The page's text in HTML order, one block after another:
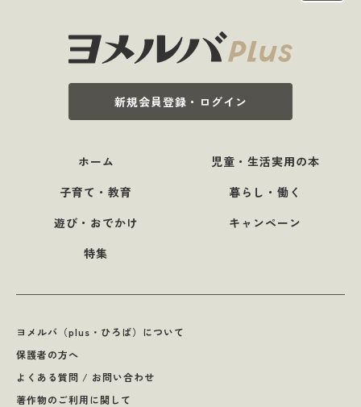
新規会員登録・ログイン
ホーム
児童・生活実用の本
子育て・教育
暮らし・働く
遊び・おでかけ
キャンペーン
特集
ヨメルバ（plus・ひろば）について
保護者の方へ
よくある質問 / お問い合わせ
著作物のご利用に関して